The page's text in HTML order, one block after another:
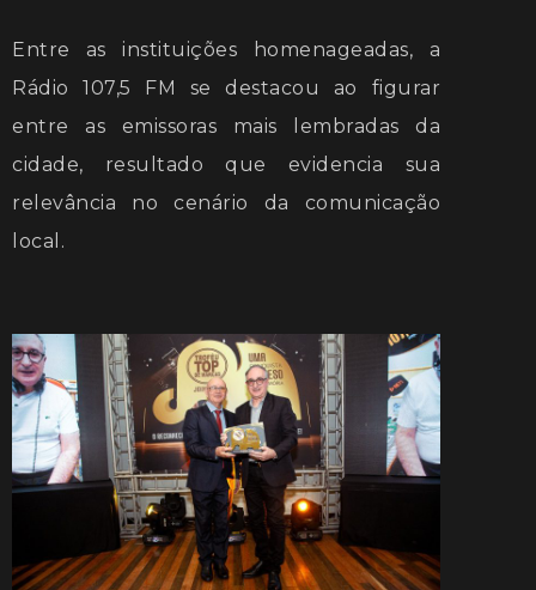
Entre as instituições homenageadas, a
Rádio 107,5 FM se destacou ao figurar
entre as emissoras mais lembradas da
cidade, resultado que evidencia sua
relevância no cenário da comunicação
local.